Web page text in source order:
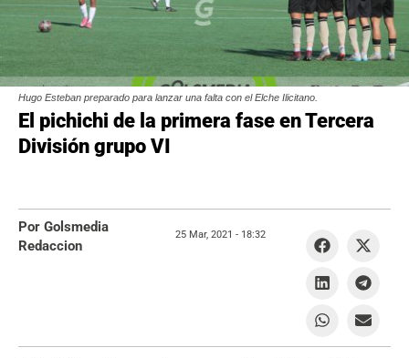
Hugo Esteban preparado para lanzar una falta con el Elche Ilicitano.
El pichichi de la primera fase en Tercera
División grupo VI
Por Golsmedia
Redaccion
25 Mar, 2021 - 18:32